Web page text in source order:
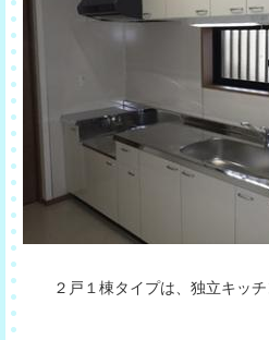
２戸１棟タイプは、独立キッチ